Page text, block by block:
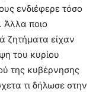
ενδιέφερε τόσο
Άλλα ποιο
ζητήματα είχαν
του κυρίου
της κυβέρνησης
τι δήλωσε στην